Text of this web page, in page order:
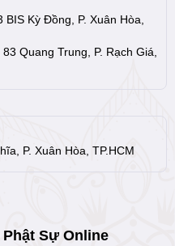
BIS Kỳ Đồng, P. Xuân Hòa,
83 Quang Trung, P. Rạch Giá,
P. Xuân Hòa, TP.HCM
Sự Online